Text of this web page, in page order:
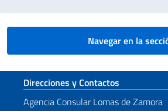
Navegar en la
Sezione footer
Direcciones y Contactos
Agencia Consular Lomas de Zamora